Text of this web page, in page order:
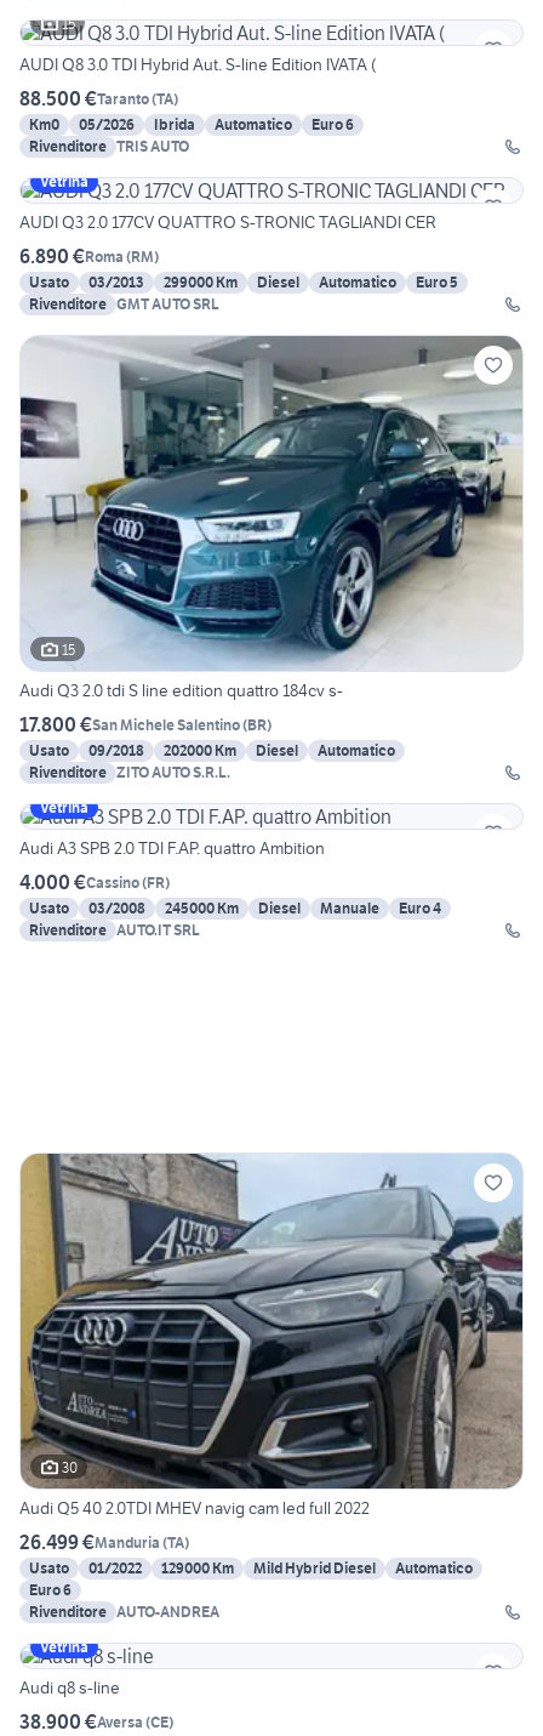
15
AUDI Q8 3.0 TDI Hybrid Aut. S-line Edition IVATA (
88.500 €Taranto(TA)
Km0
05/2026 Ibrida Automatico
Euro 6
Rivenditore TRIS AUTO
Vetrina
AUDI Q3 2.0 177CV QUATTRO S-TRONIC TAGLIANDI CER
6.890 €Roma (RM)
Usato
03/2013 299000 Km Diesel Automatico
Euro 5
Rivenditore GMT AUTO SRL
15
Audi Q3 2.0 tdi S line edition quattro 184cv s-
17.800 €San Michele Salentino(BR)
Usato
09/2018 202000 Km Diesel
Automatico
Rivenditore ZITO AUTO S.R.L.
Vetrina
Audi A3 SPB 2.0 TDI F.AP. quattro Ambition
4.000 €Cassino(FR)
Usato
03/2008 245000 Km Diesel Manuale
Euro 4
Rivenditore AUTO.IT SRL
30
Audi Q5 40 2.0TDI MHEV navig cam led full 2022
26.499 €Manduria (TA)
Usato
01/2022 129000 Km Mild Hybrid Diesel
Automatico
Euro 6
Rivenditore AUTO-ANDREA
Vetrina
Audi q8 s-line
38.900 €Aversa (CE)